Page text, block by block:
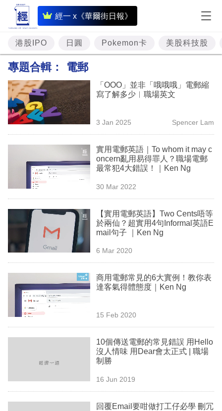
經一 x《華爾街日報》
即
時
財
經
題
投
資
樓
市
商
技
職
欄
港股IPO 日圓 Pokemon卡 美股科技股
專題合輯： 電郵
「OOO」並非「哦哦哦」電郵縮
寫了解多少︳職場英文
3 Jan 2025 Spencer Lam
實用電郵英語｜To whom it may c
oncern亂用易得罪人？職場電郵
最常犯4大錯誤！｜Ken Ng
30 Mar 2022
【實用電郵英語】Two Cents唔等
於兩仙？超實用4句Informal英語E
mail句子 ｜Ken Ng
6 Mar 2020
商用電郵常見的6大實例！教你表
達客氣得體態度｜Ken Ng
15 Feb 2020
10個傳送電郵的常見錯誤 用Hello
沒人情味 用Dear會太正式 | 職場
制勝
16 Jun 2019
回覆Email要咁做打工仔必學 刪冗